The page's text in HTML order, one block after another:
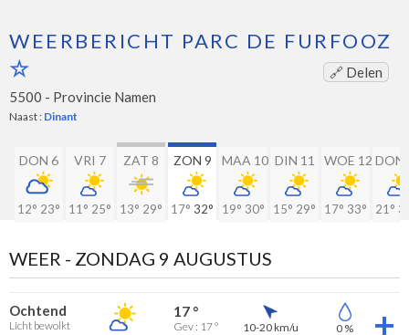
WEERBERICHT PARC DE FURFOOZ
🔗 Delen
5500 - Provincie Namen
Naast : Dinant
DON 6
12° 23°
VRI 7
11° 25°
ZAT 8
13° 29°
ZON 9
17° 32°
MAA 10
19° 30°
DIN 11
15° 29°
WOE 12
17° 33°
DON
21°
WEER - ZONDAG 9 AUGUSTUS
Ochtend
Licht bewolkt
17 °
Gev : 17 ° 10-20 km/u 0 %